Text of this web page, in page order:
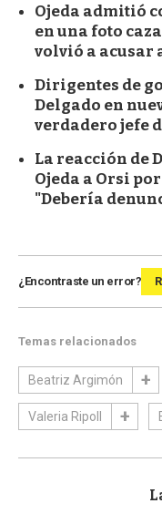
Ojeda admitió
en una foto
volvió a acusar
Dirigentes de
Delgado en
verdadero jefe
La reacción de
Ojeda a Orsi
"Debería
¿Encontraste un error?
Temas relacionados
Beatriz Argimón
Valeria Ripoll